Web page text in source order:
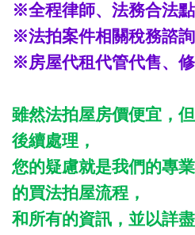
※全程律師、法務合法點
※法拍案件相關稅務諮詢
※房屋代租代管代售、修
雖然法拍屋房價便宜，
後續處理，
您的疑慮就是我們的專
的買法拍屋流程，
和所有的資訊，並以詳